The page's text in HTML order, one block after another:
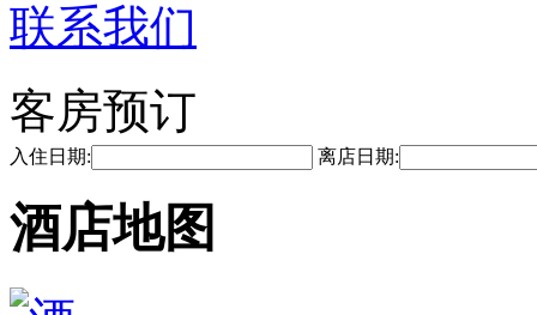
联系我们
客房预订
入住日期: 离店日期:
酒店地图